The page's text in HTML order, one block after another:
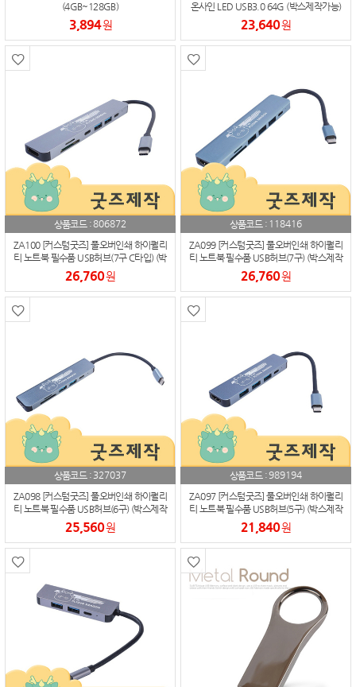
(4GB~128GB)
3,894원
온사인 LED USB3.0 64G (박스제작가능)
23,640원
상품코드 :806872
ZA100 [커스텀굿즈] 풀오버인쇄 하이퀄리
티 노트북 필수품 USB허브(7구 C타입) (박
스제작가능)
26,760원
상품코드 : 118416
ZA099 [커스텀굿즈] 풀오버인쇄 하이퀄리
티 노트북 필수품 USB허브(7구) (박스제작
가능)
26,760원
상품코드 : 327037
ZA098 [커스텀굿즈] 풀오버인쇄 하이퀄리
티 노트북 필수품 USB허브(6구) (박스제작
가능)
25,560원
상품코드 :989194
ZA097 [커스텀굿즈] 풀오버인쇄 하이퀄리
티 노트북 필수품 USB허브(5구) (박스제작
가능)
21,840원